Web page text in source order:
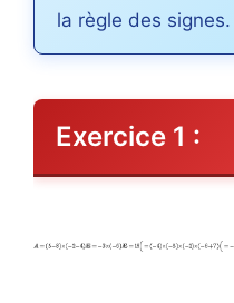
la règle des signes.
Exercice 1 :